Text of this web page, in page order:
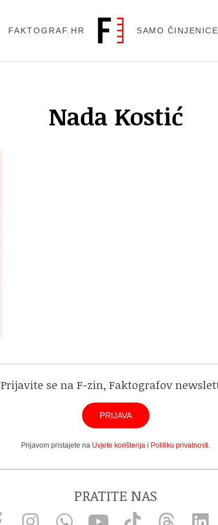
FAKTOGRAF.HR SAMO ČINJENICE
Nada Kostić
Prijavite se na F-zin, Faktografov
PRIJAVA
Prijavom pristajete na Uvjete korištenjai Politiku privatnosti.
PRATITE NAS